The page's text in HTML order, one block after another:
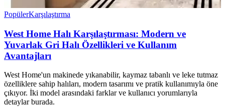
PopülerKarşılaştırma
West Home Halı Karşılaştırması: Modern ve
Yuvarlak Gri Halı Özellikleri ve Kullanım
Avantajları
West Home'un makinede yıkanabilir, kaymaz tabanlı ve leke tutmaz
özelliklere sahip halıları, modern tasarımı ve pratik kullanımıyla öne
çıkıyor. İki model arasındaki farklar ve kullanıcı yorumlarıyla
detaylar burada.